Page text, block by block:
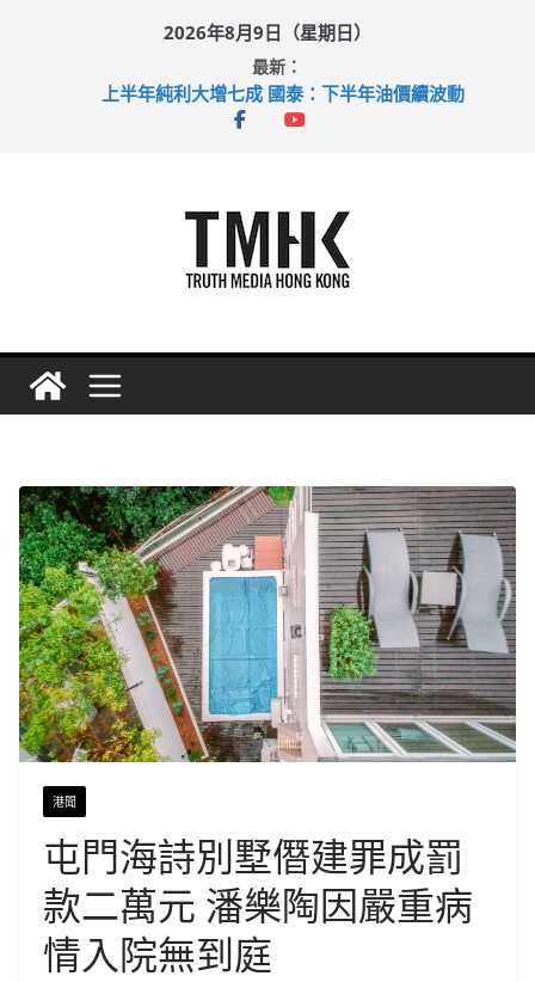
2026年8月9日（星期日）
最新：
上半年純利大增七成 國泰：下半年油價續波動
拜仁熱身賽挫維拉 啟德主場館奪錦標
港聞
屯門海詩別墅僭建罪成罰
款二萬元 潘樂陶因嚴重病
情入院無到庭